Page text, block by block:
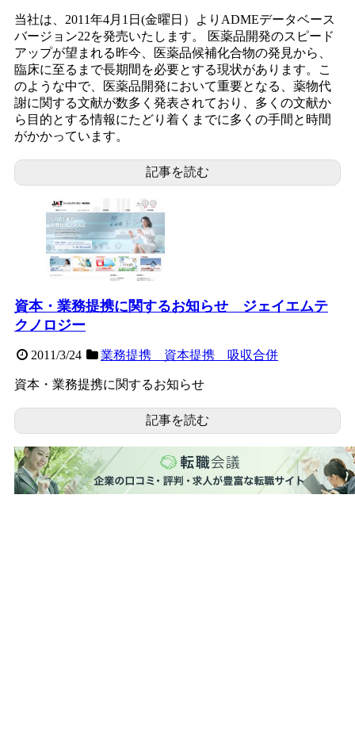
当社は、2011年4月1日(金曜日）よりADMEデータベース
バージョン22を発売いたします。 医薬品開発のスピード
アップが望まれる昨今、医薬品候補化合物の発見から、
臨床に至るまで長期間を必要とする現状があります。こ
のような中で、医薬品開発において重要となる、薬物代
謝に関する文献が数多く発表されており、多くの文献か
ら目的とする情報にたどり着くまでに多くの手間と時間
がかかっています。
記事を読む
資本・業務提携に関するお知らせ ジェイエムテ
クノロジー
2011/3/24 業務提携 資本提携 吸収合併
資本・業務提携に関するお知らせ
記事を読む